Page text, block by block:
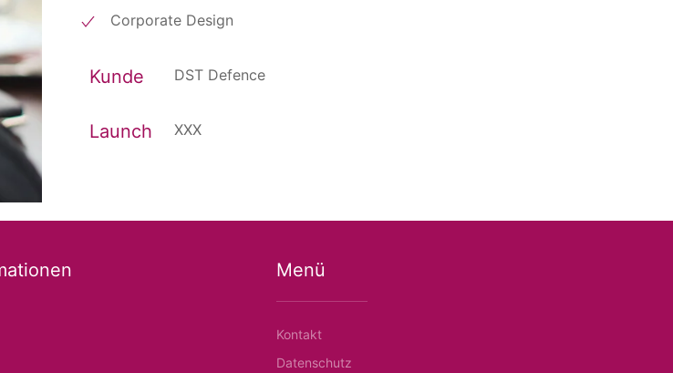
Corporate Design
Kunde DST Defence
Launch XXX
Menü
Kontakt
Datenschutz